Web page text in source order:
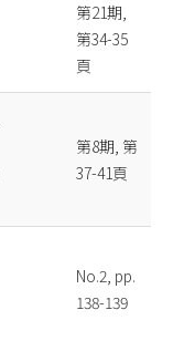
第21期,
第34-35
頁
第8期, 第
37-41頁
No.2, pp.
138-139